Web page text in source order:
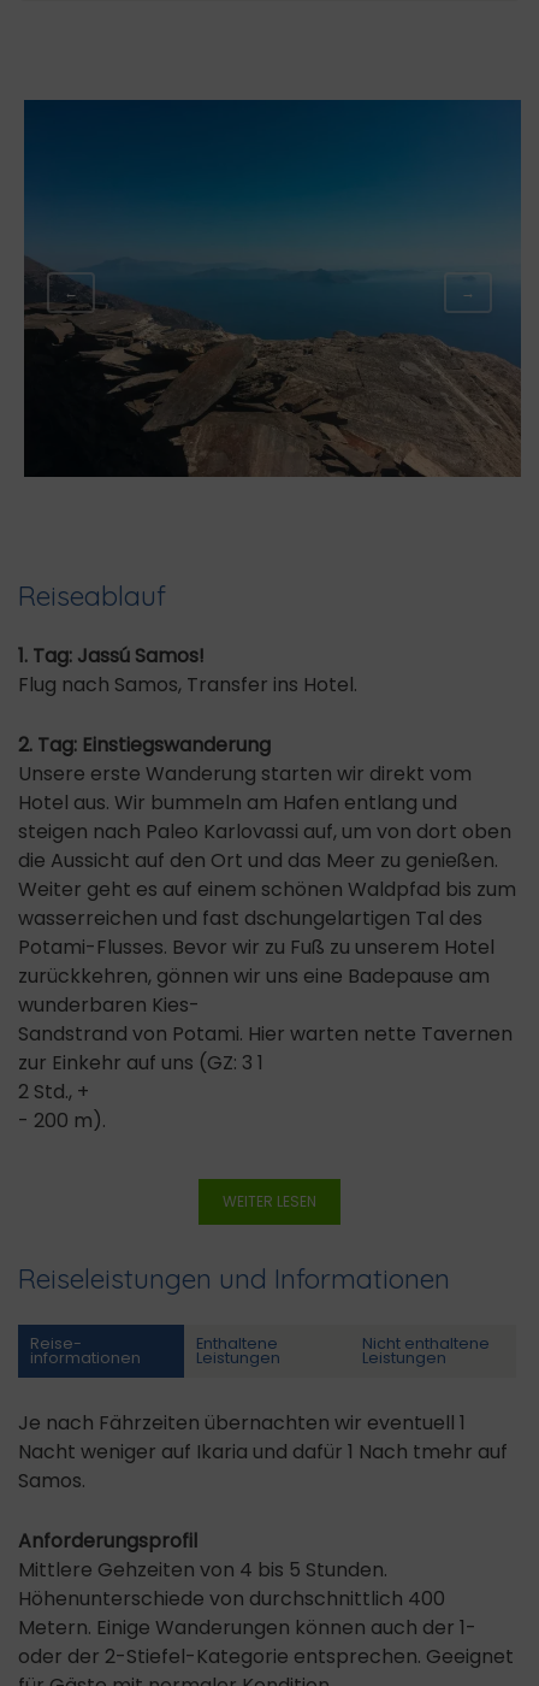
← →
Reiseablauf
1. Tag: Jassú Samos!
Flug nach Samos, Transfer ins Hotel.
2. Tag: Einstiegswanderung
Unsere erste Wanderung starten wir direkt vom
Hotel aus. Wir bummeln am Hafen entlang und
steigen nach Paleo Karlovassi auf, um von dort oben
die Aussicht auf den Ort und das Meer zu genießen.
Weiter geht es auf einem schönen Waldpfad bis zum
wasserreichen und fast dschungelartigen Tal des
Potami-Flusses. Bevor wir zu Fuß zu unserem Hotel
zurückkehren, gönnen wir uns eine Badepause am
wunderbaren Kies-
Sandstrand von Potami. Hier warten nette Tavernen
zur Einkehr auf uns (GZ: 3 1
2 Std., +
- 200 m).
WEITER LESEN
Reiseleistungen und Informationen
Reise­
informationen
Enthaltene
Leistungen
Nicht enthaltene
Leistungen
Je nach Fährzeiten übernachten wir eventuell 1
Nacht weniger auf Ikaria und dafür 1 Nach tmehr auf
Samos.
Anforderungsprofil
Mittlere Gehzeiten von 4 bis 5 Stunden.
Höhenunterschiede von durchschnittlich 400
Metern. Einige Wanderungen können auch der 1-
oder der 2-Stiefel-Kategorie entsprechen. Geeignet